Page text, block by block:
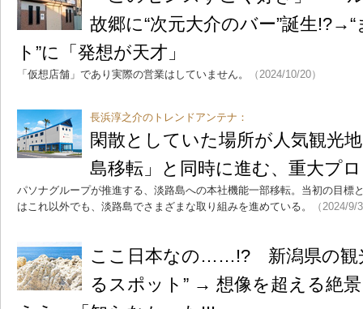
故郷に“次元大介のバー”誕生
ト”に「発想が天才」
「仮想店舗」であり実際の営業はしていません。 （2024/10/20）
長浜淳之介のトレンドアンテナ：
閑散としていた場所が人気観光
島移転」と同時に進む、重大プ
パソナグループが推進する、淡路島への本社機能一部移転。当初の目標
はこれ以外でも、淡路島でさまざまな取り組みを進めている。
（2024/9/
ここ日本なの……!? 新潟県の観
るスポット” → 想像を超える絶